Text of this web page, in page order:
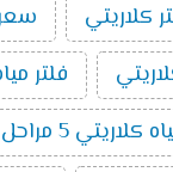
كلاريتي
فلتر
5 مراحل فلتريشن